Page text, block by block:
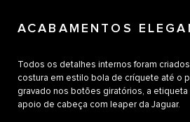
ACABAMENTOS
Todos os detalhes internos foram
costura em estilo bola de críquete até o
gravado nos botões giratórios, a
apoio de cabeça com leaper da Jaguar.